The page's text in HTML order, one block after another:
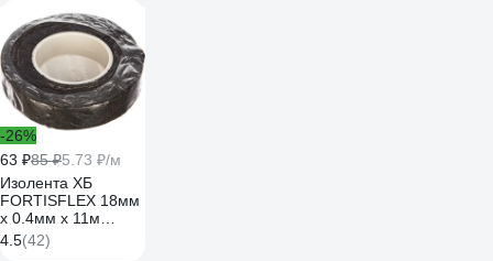
-26%
63 ₽85 ₽5.73 ₽/м
Изолента ХБ
FORTISFLEX 18мм
х 0.4мм х 11м
черная 71242
4.5(42)